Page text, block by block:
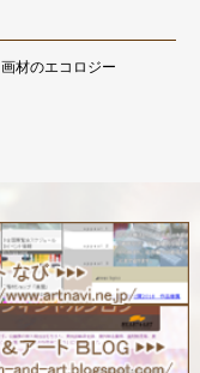
画材のエコロジー